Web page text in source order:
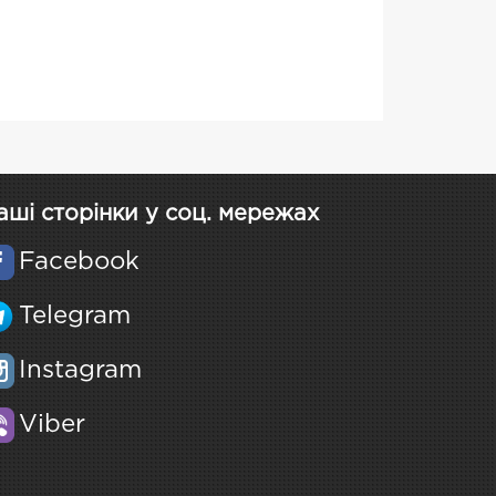
сторінки у соц. мережах
Facebook
Telegram
Instagram
Viber